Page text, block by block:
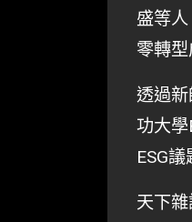
盛等
零轉
透過
功大
ESG
天下